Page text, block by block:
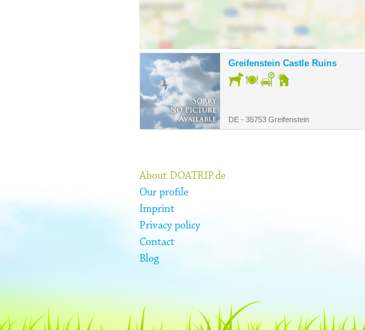
Greifenstein Castle Ruins
DE - 35753 Greifenstein
About DOATRIP.de
Our profile
Imprint
Privacy policy
Contact
Blog